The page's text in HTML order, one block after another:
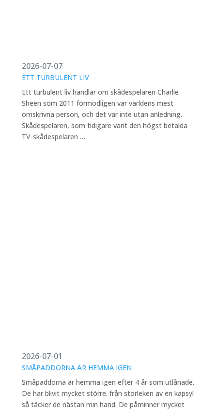
2026-07-07
ETT TURBULENT LIV
Ett turbulent liv handlar om skådespelaren Charlie
Sheen som 2011 förmodligen var världens mest
omskrivna person, och det var inte utan anledning.
Skådespelaren, som tidigare varit den högst betalda
TV-skådespelaren …
2026-07-01
SMÅPADDORNA ÄR HEMMA IGEN
Småpaddorna är hemma igen efter 4 år som utlånade.
De har blivit mycket större. från storleken av en kapsyl
så täcker de nästan min hand. De påminner mycket